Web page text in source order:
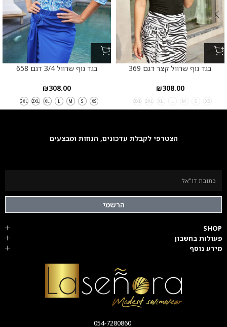
בגד גוף שרוול קצר דגם 369
₪308.00
XS
S
M
L
XL
2XL
3XL
בגד גוף שרוול 3/4 דגם 658
₪308.00
XS
S
M
L
XL
2XL
3XL
הרשמי
SHOP
פעולות בחשבון
מידע נוסף
054-7280860
הצטרפי לקבלת עדכונים, הנחות ומבצעים